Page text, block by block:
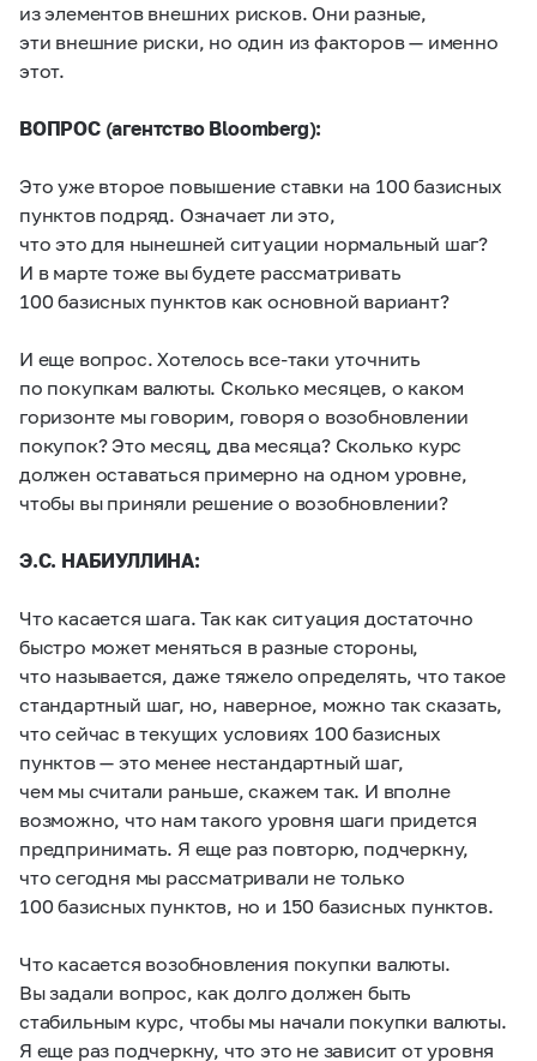
из элементов внешних рисков. Они разные,
эти внешние риски, но один из факторов — именно
этот.
ВОПРОС (агентство Bloomberg):
Это уже второе повышение ставки на 100 базисных
пунктов подряд. Означает ли это,
что это для нынешней ситуации нормальный шаг?
И в марте тоже вы будете рассматривать
100 базисных пунктов как основной вариант?
И еще вопрос. Хотелось все-таки уточнить
по покупкам валюты. Сколько месяцев, о каком
горизонте мы говорим, говоря о возобновлении
покупок? Это месяц, два месяца? Сколько курс
должен оставаться примерно на одном уровне,
чтобы вы приняли решение о возобновлении?
Э.С. НАБИУЛЛИНА:
Что касается шага. Так как ситуация достаточно
быстро может меняться в разные стороны,
что называется, даже тяжело определять, что такое
стандартный шаг, но, наверное, можно так сказать,
что сейчас в текущих условиях 100 базисных
пунктов — это менее нестандартный шаг,
чем мы считали раньше, скажем так. И вполне
возможно, что нам такого уровня шаги придется
предпринимать. Я еще раз повторю, подчеркну,
что сегодня мы рассматривали не только
100 базисных пунктов, но и 150 базисных пунктов.
Что касается возобновления покупки валюты.
Вы задали вопрос, как долго должен быть
стабильным курс, чтобы мы начали покупки валюты.
Я еще раз подчеркну, что это не зависит от уровня